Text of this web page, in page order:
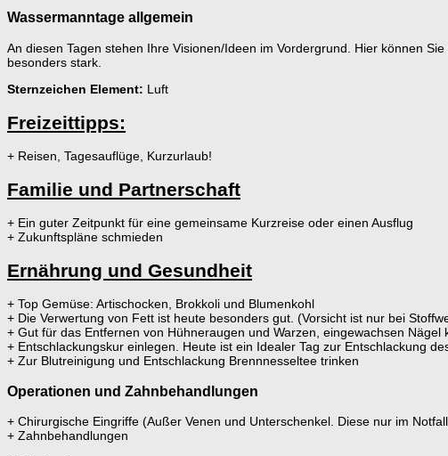
Wassermanntage allgemein
An diesen Tagen stehen Ihre Visionen/Ideen im Vordergrund. Hier können
besonders stark.
Sternzeichen Element: Luft
Freizeittipps:
+ Reisen, Tagesauflüge, Kurzurlaub!
Familie und Partnerschaft
+ Ein guter Zeitpunkt für eine gemeinsame Kurzreise oder einen Ausflug
+ Zukunftspläne schmieden
Ernährung und Gesundheit
+ Top Gemüse: Artischocken, Brokkoli und Blumenkohl
+ Die Verwertung von Fett ist heute besonders gut. (Vorsicht ist nur bei
+ Gut für das Entfernen von Hühneraugen und Warzen, eingewachsen Nägel
+ Entschlackungskur einlegen. Heute ist ein Idealer Tag zur Entschlackung
+ Zur Blutreinigung und Entschlackung Brennnesseltee trinken
Operationen und Zahnbehandlungen
+ Chirurgische Eingriffe (Außer Venen und Unterschenkel. Diese nur im
+ Zahnbehandlungen